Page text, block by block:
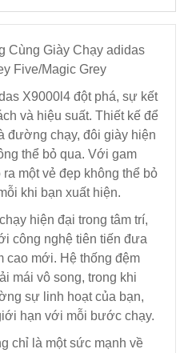
Cùng Giày Chạy adidas
Five/Magic Grey
X9000l4 đột phá, sự kết
và hiệu suất. Thiết kế để
đường chạy, đôi giày hiện
thể bỏ qua. Với gam
một vẻ đẹp không thể bỏ
khi bạn xuất hiện.
hiện đại trong tâm trí,
công nghệ tiên tiến đưa
cao mới. Hệ thống đệm
mái vô song, trong khi
sự linh hoạt của bạn,
hạn với mỗi bước chạy.
chỉ là một sức mạnh về